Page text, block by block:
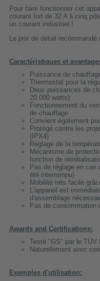
Pour faire fonctionner cet
courant fort de 32 A à cinq
un courant industriel !
Le prix de détail
Caractéristiques et
Puissance de
Thermostat pour la
Deux puissances de
20.000 watts)
Fonctionnement du
de chauffage
Convient également
Protégé contre les
(IPX4)
Réglage de la
Mécanisme de
fonction de
Pas de réglage en cas
été interrompu)
Mobilité très facile
L'appareil est
d'assemblage
Pas de consommation
Awards and Certifications:
Testé "GS" par le TÜV
Naturellement avec
Exemples d'utilisation: